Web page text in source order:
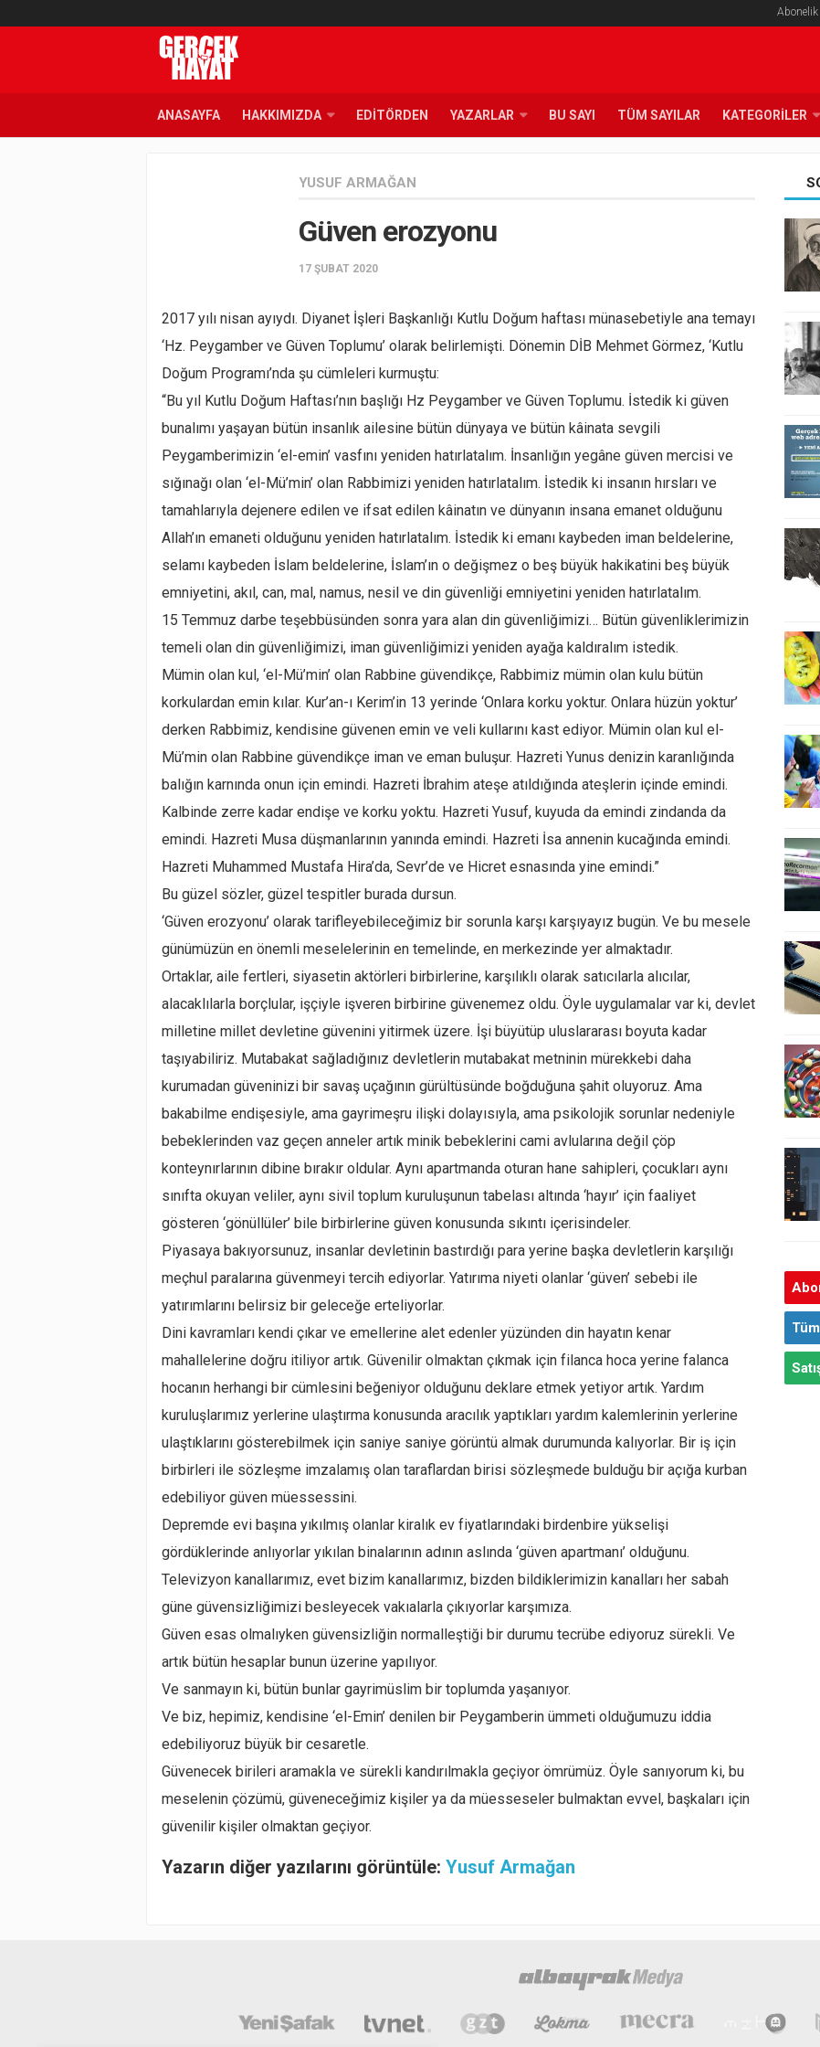
Abonelik
ANASAYFA HAKKIMIZDA EDITÖRDEN YAZARLAR BU SAYI TÜM SAYILAR KATEGORILER
YUSUF ARMAĞAN
Güven erozyonu
17 ŞUBAT 2020
2017 yılı nisan ayıydı. Diyanet İşleri Başkanlığı Kutlu Doğum haftası münasebetiyle ana temayı
‘Hz. Peygamber ve Güven Toplumu’ olarak belirlemişti. Dönemin DİB Mehmet Görmez, ‘Kutlu
Doğum Programı’nda şu cümleleri kurmuştu:
“Bu yıl Kutlu Doğum Haftası’nın başlığı Hz Peygamber ve Güven Toplumu. İstedik ki güven
bunalımı yaşayan bütün insanlık ailesine bütün dünyaya ve bütün kâinata sevgili
Peygamberimizin ‘el-emin’ vasfını yeniden hatırlatalım. İnsanlığın yegâne güven mercisi ve
sığınağı olan ‘el-Mü’min’ olan Rabbimizi yeniden hatırlatalım. İstedik ki insanın hırsları ve
tamahlarıyla dejenere edilen ve ifsat edilen kâinatın ve dünyanın insana emanet olduğunu
Allah’ın emaneti olduğunu yeniden hatırlatalım. İstedik ki emanı kaybeden iman beldelerine,
selamı kaybeden İslam beldelerine, İslam’ın o değişmez o beş büyük hakikatini beş büyük
emniyetini, akıl, can, mal, namus, nesil ve din güvenliği emniyetini yeniden hatırlatalım.
15 Temmuz darbe teşebbüsünden sonra yara alan din güvenliğimizi… Bütün güvenliklerimizin
temeli olan din güvenliğimizi, iman güvenliğimizi yeniden ayağa kaldıralım istedik.
Mümin olan kul, ‘el-Mü’min’ olan Rabbine güvendikçe, Rabbimiz mümin olan kulu bütün
korkulardan emin kılar. Kur’an-ı Kerim’in 13 yerinde ‘Onlara korku yoktur. Onlara hüzün yoktur’
derken Rabbimiz, kendisine güvenen emin ve veli kullarını kast ediyor. Mümin olan kul el-
Mü’min olan Rabbine güvendikçe iman ve eman buluşur. Hazreti Yunus denizin karanlığında
balığın karnında onun için emindi. Hazreti İbrahim ateşe atıldığında ateşlerin içinde emindi.
Kalbinde zerre kadar endişe ve korku yoktu. Hazreti Yusuf, kuyuda da emindi zindanda da
emindi. Hazreti Musa düşmanlarının yanında emindi. Hazreti İsa annenin kucağında emindi.
Hazreti Muhammed Mustafa Hira’da, Sevr’de ve Hicret esnasında yine emindi.”
Bu güzel sözler, güzel tespitler burada dursun.
‘Güven erozyonu’ olarak tarifleyebileceğimiz bir sorunla karşı karşıyayız bugün. Ve bu mesele
günümüzün en önemli meselelerinin en temelinde, en merkezinde yer almaktadır.
Ortaklar, aile fertleri, siyasetin aktörleri birbirlerine, karşılıklı olarak satıcılarla alıcılar,
alacaklılarla borçlular, işçiyle işveren birbirine güvenemez oldu. Öyle uygulamalar var ki, devlet
milletine millet devletine güvenini yitirmek üzere. İşi büyütüp uluslararası boyuta kadar
taşıyabiliriz. Mutabakat sağladığınız devletlerin mutabakat metninin mürekkebi daha
kurumadan güveninizi bir savaş uçağının gürültüsünde boğduğuna şahit oluyoruz. Ama
bakabilme endişesiyle, ama gayrimeşru ilişki dolayısıyla, ama psikolojik sorunlar nedeniyle
bebeklerinden vaz geçen anneler artık minik bebeklerini cami avlularına değil çöp
konteynırlarının dibine bırakır oldular. Aynı apartmanda oturan hane sahipleri, çocukları aynı
sınıfta okuyan veliler, aynı sivil toplum kuruluşunun tabelası altında ‘hayır’ için faaliyet
gösteren ‘gönüllüler’ bile birbirlerine güven konusunda sıkıntı içerisindeler.
Piyasaya bakıyorsunuz, insanlar devletinin bastırdığı para yerine başka devletlerin karşılığı
meçhul paralarına güvenmeyi tercih ediyorlar. Yatırıma niyeti olanlar ‘güven’ sebebi ile
yatırımlarını belirsiz bir geleceğe erteliyorlar.
Dini kavramları kendi çıkar ve emellerine alet edenler yüzünden din hayatın kenar
mahallelerine doğru itiliyor artık. Güvenilir olmaktan çıkmak için filanca hoca yerine falanca
hocanın herhangi bir cümlesini beğeniyor olduğunu deklare etmek yetiyor artık. Yardım
kuruluşlarımız yerlerine ulaştırma konusunda aracılık yaptıkları yardım kalemlerinin yerlerine
ulaştıklarını gösterebilmek için saniye saniye görüntü almak durumunda kalıyorlar. Bir iş için
birbirleri ile sözleşme imzalamış olan taraflardan birisi sözleşmede bulduğu bir açığa kurban
edebiliyor güven müessessini.
Depremde evi başına yıkılmış olanlar kiralık ev fiyatlarındaki birdenbire yükselişi
gördüklerinde anlıyorlar yıkılan binalarının adının aslında ‘güven apartmanı’ olduğunu.
Televizyon kanallarımız, evet bizim kanallarımız, bizden bildiklerimizin kanalları her sabah
güne güvensizliğimizi besleyecek vakıalarla çıkıyorlar karşımıza.
Güven esas olmalıyken güvensizliğin normalleştiği bir durumu tecrübe ediyoruz sürekli. Ve
artık bütün hesaplar bunun üzerine yapılıyor.
Ve sanmayın ki, bütün bunlar gayrimüslim bir toplumda yaşanıyor.
Ve biz, hepimiz, kendisine ‘el-Emin’ denilen bir Peygamberin ümmeti olduğumuzu iddia
edebiliyoruz büyük bir cesaretle.
Güvenecek birileri aramakla ve sürekli kandırılmakla geçiyor ömrümüz. Öyle sanıyorum ki, bu
meselenin çözümü, güveneceğimiz kişiler ya da müesseseler bulmaktan evvel, başkaları için
güvenilir kişiler olmaktan geçiyor.
Yazarın diğer yazılarını görüntüle: Yusuf Armağan